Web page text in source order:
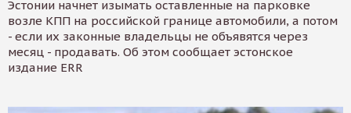
Эстонии начнет изымать оставленные на парковке
возле КПП на российской границе автомобили, а потом
- если их законные владельцы не объявятся через
месяц - продавать. Об этом сообщает эстонское
издание ERR